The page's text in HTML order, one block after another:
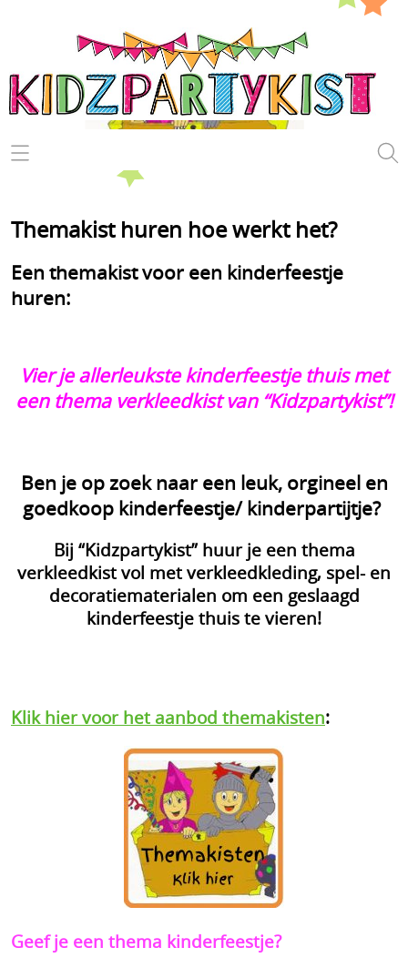
Kinderfeestje
Speurtochten draaiboeken
Hoe werkt het?
Even voorstellen
Gastenboek
Mijn account
Reacties van klanten
Tips kinderfeestjes
Themakist huren hoe werkt het?
Een themakist voor een kinderfeestje
huren:
Vier je allerleukste kinderfeestje thuis met
een thema verkleedkist van “Kidzpartykist”!
Ben je op zoek naar een leuk, orgineel en
goedkoop kinderfeestje/ kinderpartijtje?
Bij “Kidzpartykist” huur je een thema
verkleedkist vol met verkleedkleding, spel- en
decoratiematerialen om een geslaagd
kinderfeestje thuis te vieren!
Klik hier voor het aanbod themakisten:
Geef je een thema kinderfeestje?